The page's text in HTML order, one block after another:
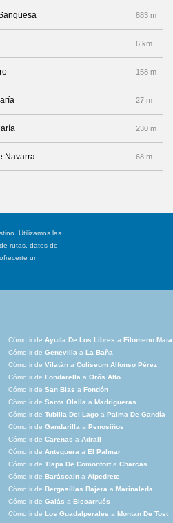
883 m
6 km
158 m
27 m
230 m
Navarra 68 m
Utilizamos las
rutas, datos de
un
Cómo ir de Ayutla De Los Libres a Filomeno Mata
Cómo ir de Genevilla a La Baña
Cómo ir de Vilatán a Coliseum Alfonso Pérez
Cómo ir de Fondarella a Orós Alto
Cómo ir de San Blas a Fondón
Cómo ir de Santa Olalla a Madrigueras
Cómo ir de Tubilla Del Lago a Palma De Gandía
Cómo ir de Gandarilla a Penosiños
Cómo ir de Carenas a Adrall
Cómo ir de Antequera a El Palmar
Cómo ir de Tlapa De Comonfort a Charcas
Cómo ir de Barásoain a Alpedrete
Cómo ir de Bergasillas Bajera a Marinaleda
Cómo ir de Gaiás a Biscarrués
Cómo ir de Los Guadalperales a Montan De Tost